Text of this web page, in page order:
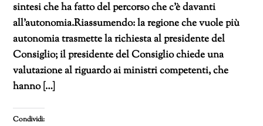
sintesi che ha fatto del percorso che c’è davanti
all’autonomia.Riassumendo: la regione che vuole più
autonomia trasmette la richiesta al presidente del
Consiglio; il presidente del Consiglio chiede una
valutazione al riguardo ai ministri competenti, che
hanno […]
Condividi: